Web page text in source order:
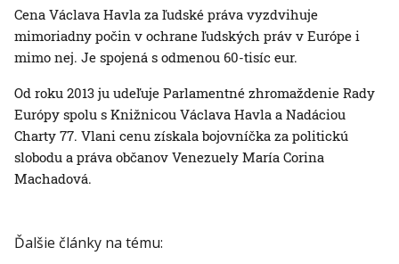
Cena Václava Havla za ľudské práva vyzdvihuje
mimoriadny počin v ochrane ľudských práv v Európe i
mimo nej. Je spojená s odmenou 60-tisíc eur.
Od roku 2013 ju udeľuje Parlamentné zhromaždenie Rady
Európy spolu s Knižnicou Václava Havla a Nadáciou
Charty 77. Vlani cenu získala bojovníčka za politickú
slobodu a práva občanov Venezuely María Corina
Machadová.
Ďalšie články na tému: